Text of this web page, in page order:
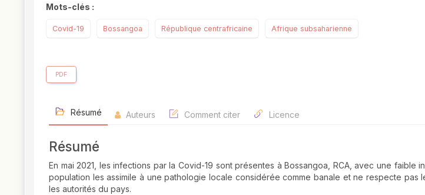
Mots-clés :
Covid-19 Bossangoa République centrafricaine Afrique subsaharienne
PDF
Résumé Auteurs Comment citer Licence
Résumé
En mai 2021, les infections par la Covid-19 sont présentes à Bossangoa, RCA, avec une faible
population les assimile à une pathologie locale considérée comme banale et ne respecte pas
les autorités du pays.